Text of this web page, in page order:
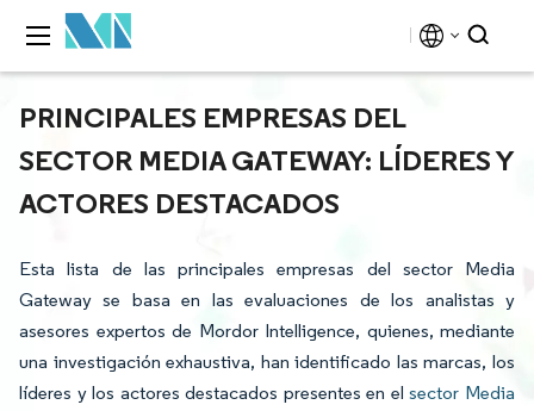
PRINCIPALES EMPRESAS DEL
SECTOR MEDIA GATEWAY: LÍDERES Y
ACTORES DESTACADOS
Esta lista de las principales empresas del sector Media
Gateway se basa en las evaluaciones de los analistas y
asesores expertos de Mordor Intelligence, quienes, mediante
una investigación exhaustiva, han identificado las marcas, los
líderes y los actores destacados presentes en elsector Media